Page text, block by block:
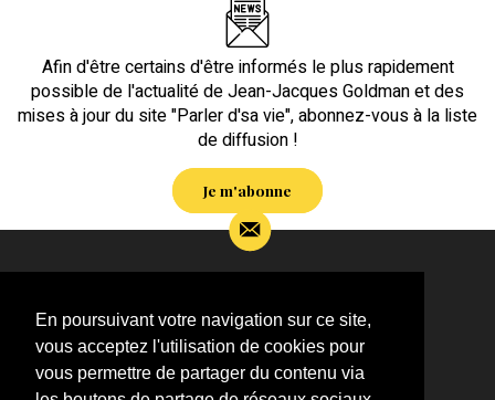
En poursuivant votre navigation sur ce site,
vous acceptez l'utilisation de cookies pour
vous permettre de partager du contenu via
Afin d'être certains d'être informés le plus rapidement
possible de l'actualité de Jean-Jacques Goldman et des
mises à jour du site "Parler d'sa vie", abonnez-vous à la liste
de diffusion !
Je m'abonne
complémentaires sur l’actualité de Jean-Jacques
Goldman,
ÉCRIVEZ-MOI !